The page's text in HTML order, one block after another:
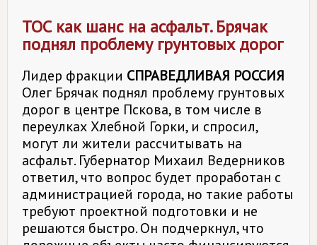
ТОС как шанс на асфальт. Брячак
поднял проблему грунтовых дорог
Лидер фракции СПРАВЕДЛИВАЯ РОССИЯ
Олег Брячак поднял проблему грунтовых
дорог в центре Пскова, в том числе в
переулках Хлебной Горки, и спросил,
могут ли жители рассчитывать на
асфальт. Губернатор Михаил Ведерников
ответил, что вопрос будет проработан с
администрацией города, но такие работы
требуют проектной подготовки и не
решаются быстро. Он подчеркнул, что